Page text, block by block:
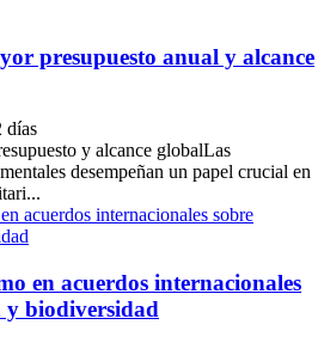
presupuesto anual y alcance
días
y alcance globalLas
desempeñan un papel crucial en
en acuerdos internacionales
y biodiversidad